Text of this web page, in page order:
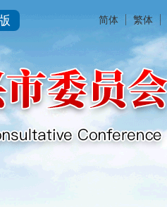
简体 繁体